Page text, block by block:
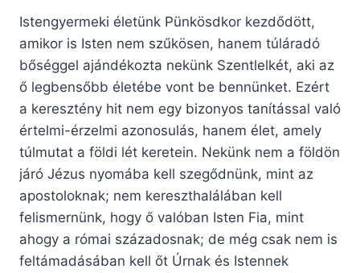
Istengyermeki életünk Pünkösdkor kezdődött,
amikor is Isten nem szűkösen, hanem túláradó
bőséggel ajándékozta nekünk Szentlelkét, aki az
ő legbensőbb életébe vont be bennünket. Ezért
a keresztény hit nem egy bizonyos tanítással való
értelmi-érzelmi azonosulás, hanem élet, amely
túlmutat a földi lét keretein. Nekünk nem a földön
járó Jézus nyomába kell szegődnünk, mint az
apostoloknak; nem kereszthalálában kell
felismernünk, hogy ő valóban Isten Fia, mint
ahogy a római századosnak; de még csak nem is
feltámadásában kell őt Úrnak és Istennek